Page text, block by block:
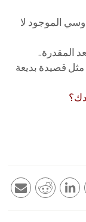
الموجود لا
المقدرة..
قصيدة بديعة